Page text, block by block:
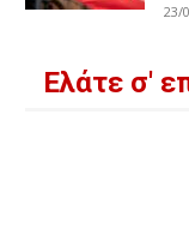
23/
Ελάτε σ'